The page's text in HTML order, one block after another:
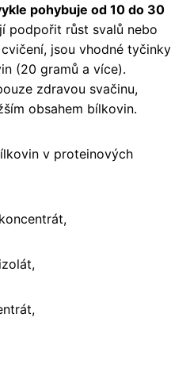
pohybuje od 10 do 30
podpořit růst svalů nebo
jsou vhodné tyčinky
(20 gramů a více).
zdravou svačinu,
obsahem bílkovin.
v proteinových